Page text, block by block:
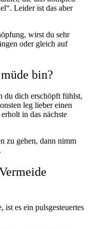
Leider ist das aber
wirst du sehr
oder gleich auf
bin?
du dich erschöpft fühlst,
leg lieber einen
in das nächste
zu gehen, dann nimm
es ein pulsgesteuertes